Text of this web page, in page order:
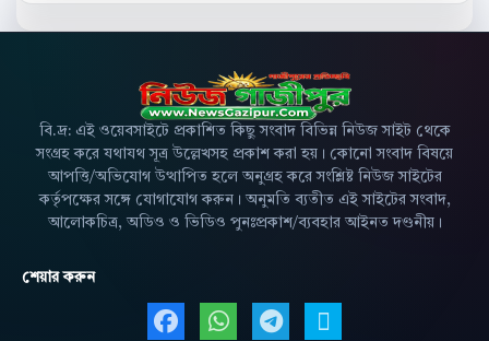
বি.দ্র: এই ওয়েবসাইটে প্রকাশিত কিছু সংবাদ বিভিন্ন নিউজ সাইট থেকে
সংগ্রহ করে যথাযথ সূত্র উল্লেখসহ প্রকাশ করা হয়। কোনো সংবাদ বিষয়ে
আপত্তি/অভিযোগ উত্থাপিত হলে অনুগ্রহ করে সংশ্লিষ্ট নিউজ সাইটের
কর্তৃপক্ষের সঙ্গে যোগাযোগ করুন। অনুমতি ব্যতীত এই সাইটের সংবাদ,
আলোকচিত্র, অডিও ও ভিডিও পুনঃপ্রকাশ/ব্যবহার আইনত দণ্ডনীয়।
শেয়ার করুন
Facebook এ শেয়ার করুন
WhatsApp এ শেয়ার করুন
Telegram এ শেয়ার